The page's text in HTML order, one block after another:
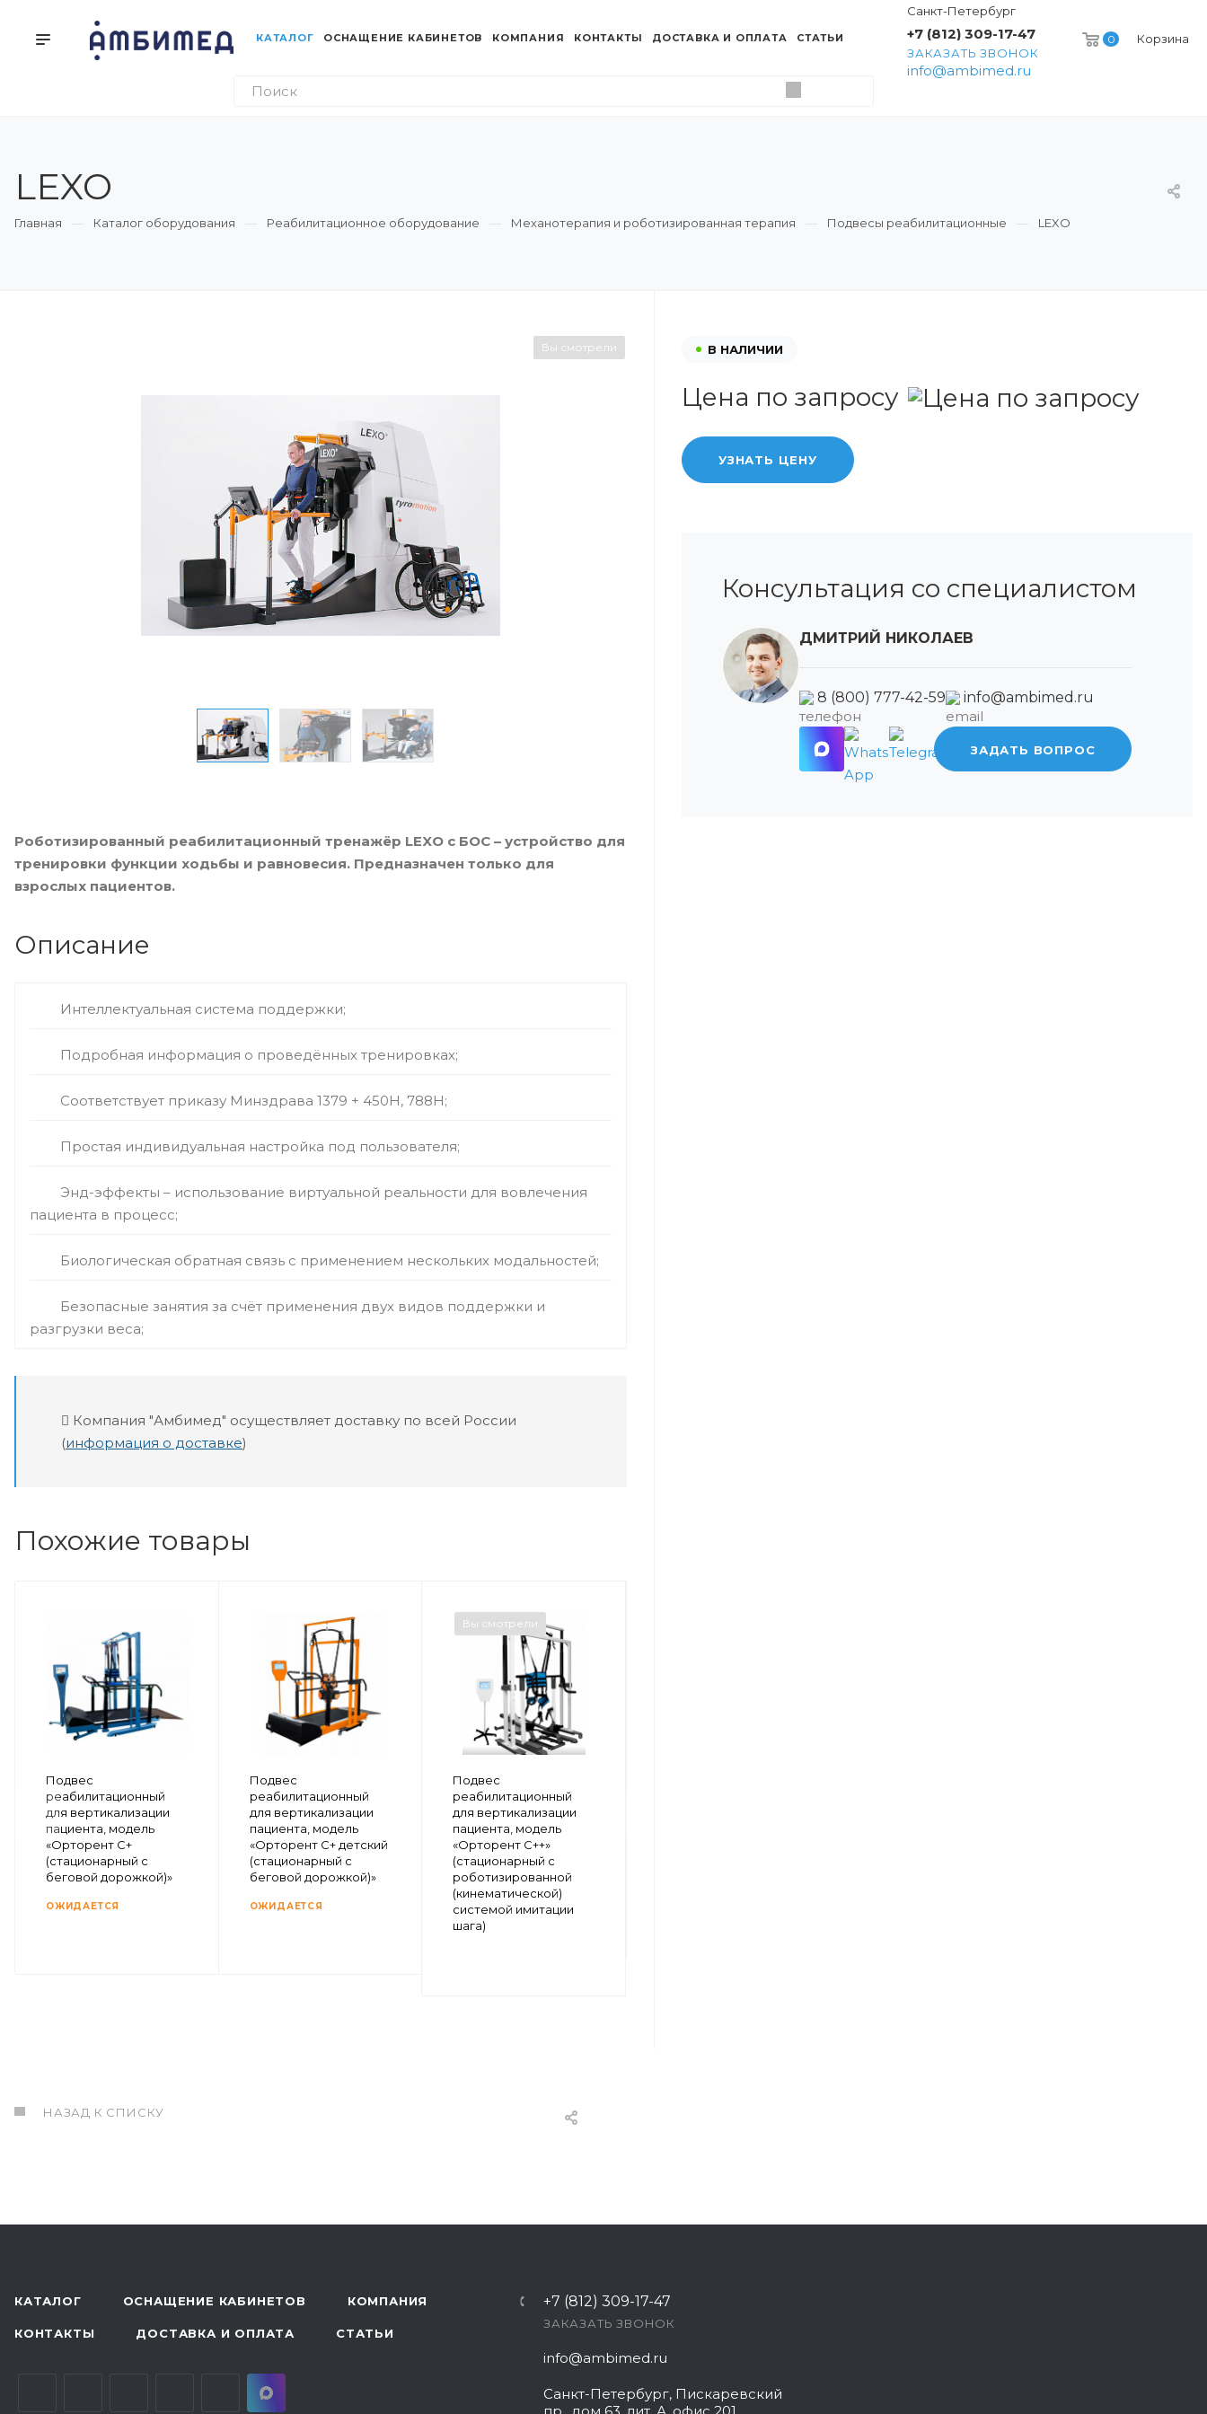
0 Корзина
Санкт-Петербург
+7 (812) 309-17-47
ЗАКАЗАТЬ ЗВОНОК
info@ambimed.ru
КАТАЛОГ ОСНАЩЕНИЕ КАБИНЕТОВ КОМПАНИЯ КОНТАКТЫ ДОСТАВКА И ОПЛАТА СТАТЬИ
LEXO
Главная Каталог оборудования Реабилитационное оборудование Механотерапия и роботизированная терапия Подвесы реабилитационные LEXO
В НАЛИЧИИ
Цена по запросу
УЗНАТЬ ЦЕНУ
Консультация со специалистом
ДМИТРИЙ НИКОЛАЕВ
8 (800) 777-42-59 info@ambimed.ru
ЗАДАТЬ ВОПРОС
Вы смотрели
Роботизированный реабилитационный тренажёр LEXO с БОС – устройство для
тренировки функции ходьбы и равновесия. Предназначен только для
взрослых пациентов.
Описание
Интеллектуальная система поддержки;
Подробная информация о проведённых тренировках;
Соответствует приказу Минздрава 1379 + 450Н, 788Н;
Простая индивидуальная настройка под пользователя;
Энд-эффекты – использование виртуальной реальности для вовлечения
пациента в процесс;
Биологическая обратная связь с применением нескольких модальностей;
Безопасные занятия за счёт применения двух видов поддержки и
разгрузки веса;
Компания "Амбимед" осуществляет доставку по всей России
(информация о доставке)
Похожие товары
Подвес
реабилитационный
для вертикализации
пациента, модель
«Орторент С+
(стационарный с
беговой дорожкой)»
ОЖИДАЕТСЯ
Подвес
реабилитационный
для вертикализации
пациента, модель
«Орторент С+ детский
(стационарный с
беговой дорожкой)»
ОЖИДАЕТСЯ
Вы смотрели
Подвес
реабилитационный
для вертикализации
пациента, модель
«Орторент С++»
(стационарный с
роботизированной
(кинематической)
системой имитации
шага)
НАЗАД К СПИСКУ
КАТАЛОГ ОСНАЩЕНИЕ КАБИНЕТОВ КОМПАНИЯ
КОНТАКТЫ ДОСТАВКА И ОПЛАТА СТАТЬИ
+7 (812) 309-17-47
ЗАКАЗАТЬ ЗВОНОК
info@ambimed.ru
Санкт-Петербург, Пискаревский